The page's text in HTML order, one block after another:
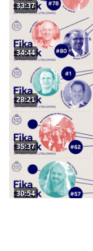
33:37
34:44
28:21
35:37
30:54